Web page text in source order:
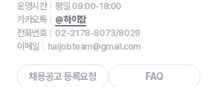
운영시간
평일 09:00-18:00
카카오톡
@하이잡
전화번호
02-2178-8073/8029
이메일
haijobteam@gmail.com
채용공고 등록요청 FAQ